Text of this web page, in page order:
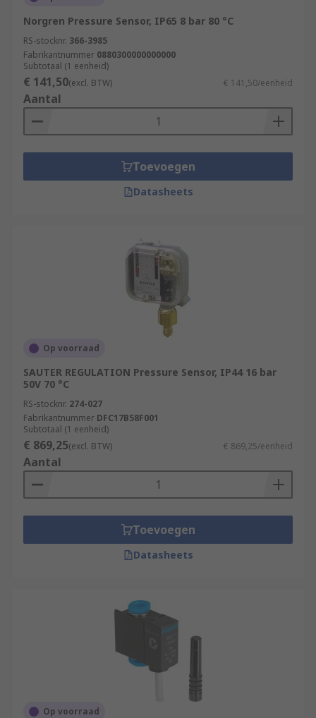
Norgren Pressure Sensor, IP65 8 bar 80 °C
RS-stocknr. 366-3985
Fabrikantnummer 0880300000000000
Subtotaal (1 eenheid)
€ 141,50(excl. BTW) € 141,50/eenheid
Aantal
Toevoegen
Datasheets
Op voorraad
SAUTER REGULATION Pressure Sensor, IP44 16 bar
50V 70 °C
RS-stocknr. 274-027
Fabrikantnummer DFC17B58F001
Subtotaal (1 eenheid)
€ 869,25(excl. BTW) € 869,25/eenheid
Aantal
Toevoegen
Datasheets
Op voorraad